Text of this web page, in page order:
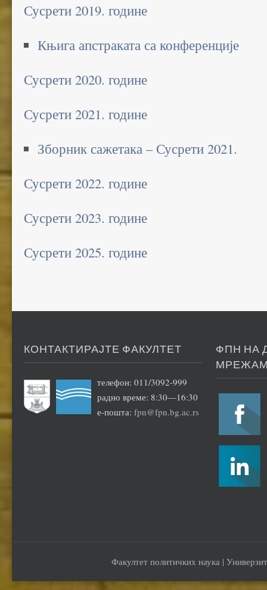
Сусрети 2019. године
Књига апстраката са конференције
Сусрети 2020. године
Сусрети 2021. године
Зборник сажетака – Сусрети 2021.
Сусрети 2022. године
Сусрети 2023. године
Сусрети 2025. године
КОНТАКТИРАЈТЕ ФАКУЛТЕТ
телефон: 011/3092-999
радно време: 8:30—16:30
е-пошта:fpn@fpn.bg.ac.rs
ФПН НА
Факултет политичких наука |